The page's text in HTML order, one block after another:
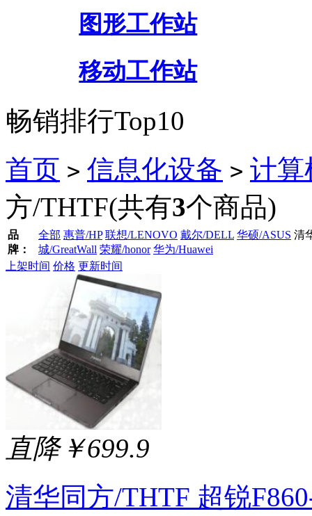
图形工作站
移动工作站
畅销排行Top10
首页 > 信息化设备 > 计算
方/THTF(共有3个商品)
品
牌：
全部 惠普/HP 联想/LENOVO 戴尔/DELL 华硕/ASUS 清
城/GreatWall 荣耀/honor 华为/Huawei
上架时间 价格 更新时间
直降￥699.9
清华同方/THTF 超锐